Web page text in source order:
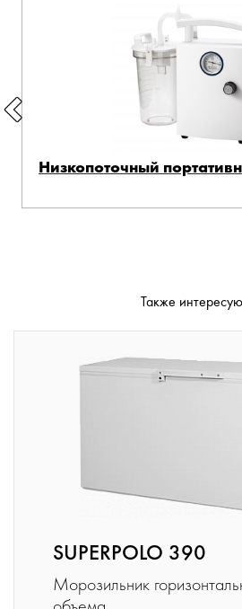
Низкопоточный
Также
SUPERPOLO 390
Морозильник